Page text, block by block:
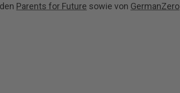
Parents for Future sowie von GermanZero